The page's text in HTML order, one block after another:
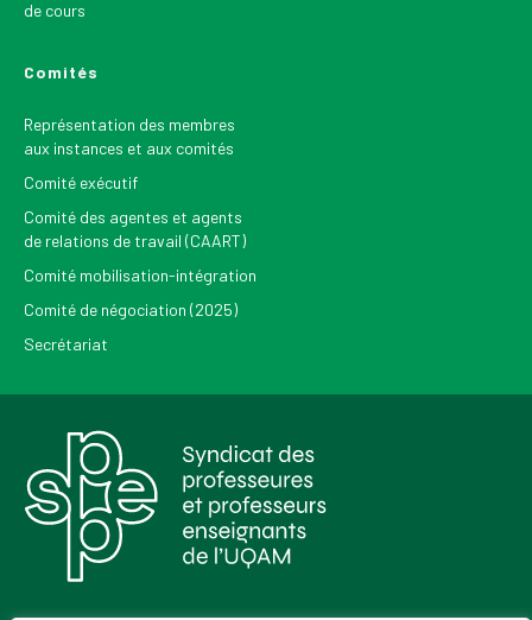
de cours
Comités
Représentation des membres
aux instances et aux comités
Comité exécutif
Comité des agentes et agents
de relations de travail (CAART)
Comité mobilisation-intégration
Comité de négociation (2025)
Secrétariat